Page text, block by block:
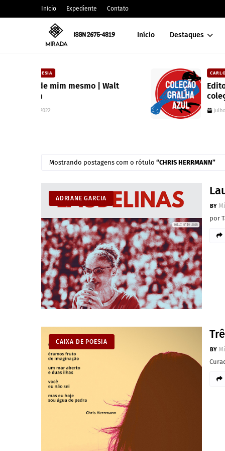
Início Expediente Contato
Início Destaques
Editora Toma Aí Um Poema lança
coleção para valorizar literatura
Mostrando postagens com o rótulo CHRIS HERRMANN
ADRIANE GARCIA
por
CAIXA DE POESIA